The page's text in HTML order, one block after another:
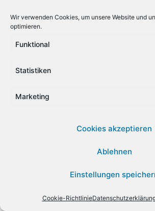
Wir verwenden Cookies, um unsere Website und
optimieren.
Funktional
Statistiken
Marketing
Cookies akzeptieren
Ablehnen
Einstellungen
Cookie-Richtlinie